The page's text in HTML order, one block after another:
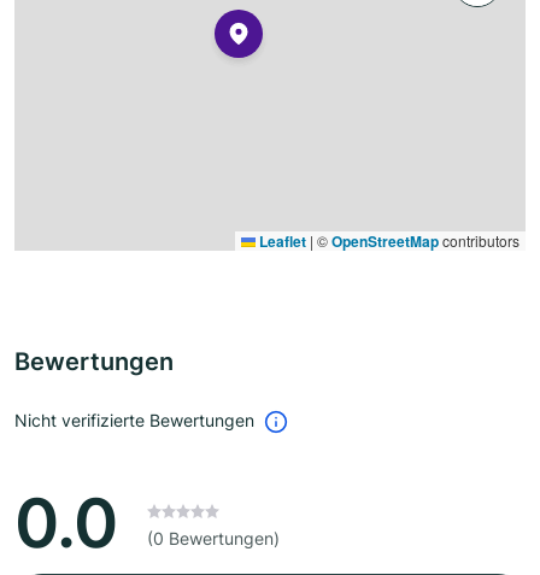
Leaflet | ©OpenStreetMapcontributors
Bewertungen
Nicht verifizierte Bewertungen
0.0 (0 Bewertungen)